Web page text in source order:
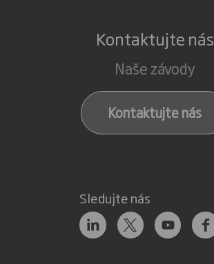
Kontaktujte nás
Naše závody
Kontaktujte nás
Sledujte nás